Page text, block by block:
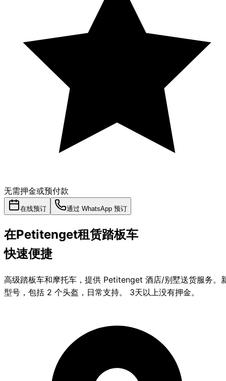
无需押金或预付款
在线预订 通过 WhatsApp 预订
在Petitenget租赁踏板车
快速便捷
高级踏板车和摩托车，提供 Petitenget 酒店/别墅送货服务。
型号，包括 2 个头盔，日常支持。 3天以上没有押金。